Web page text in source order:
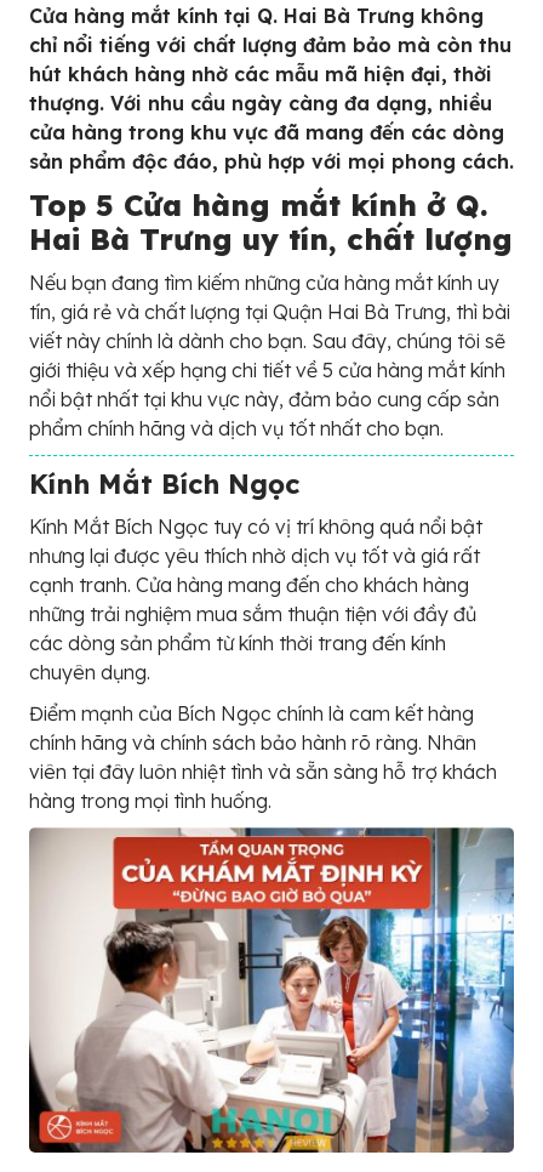
Cửa hàng mắt kính tại Q. Hai Bà Trưng không
chỉ nổi tiếng với chất lượng đảm bảo mà còn thu
hút khách hàng nhờ các mẫu mã hiện đại, thời
thượng. Với nhu cầu ngày càng đa dạng, nhiều
cửa hàng trong khu vực đã mang đến các dòng
sản phẩm độc đáo, phù hợp với mọi phong cách.
Top 5 Cửa hàng mắt kính ở Q.
Hai Bà Trưng uy tín, chất lượng
Nếu bạn đang tìm kiếm những cửa hàng mắt kính uy
tín, giá rẻ và chất lượng tại Quận Hai Bà Trưng, thì bài
viết này chính là dành cho bạn. Sau đây, chúng tôi sẽ
giới thiệu và xếp hạng chi tiết về 5 cửa hàng mắt kính
nổi bật nhất tại khu vực này, đảm bảo cung cấp sản
phẩm chính hãng và dịch vụ tốt nhất cho bạn.
Kính Mắt Bích Ngọc
Kính Mắt Bích Ngọc tuy có vị trí không quá nổi bật
nhưng lại được yêu thích nhờ dịch vụ tốt và giá rất
cạnh tranh. Cửa hàng mang đến cho khách hàng
những trải nghiệm mua sắm thuận tiện với đầy đủ
các dòng sản phẩm từ kính thời trang đến kính
chuyên dụng.
Điểm mạnh của Bích Ngọc chính là cam kết hàng
chính hãng và chính sách bảo hành rõ ràng. Nhân
viên tại đây luôn nhiệt tình và sẵn sàng hỗ trợ khách
hàng trong mọi tình huống.